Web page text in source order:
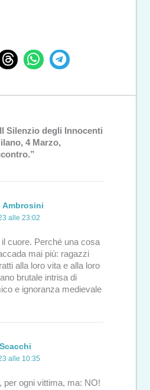
Silenzio degli Innocenti
4 Marzo,
Ambrosini
alle 23:02
cuore. Perché una cosa
mai più: ragazzi
alla loro vita e alla loro
brutale intrisa di
e ignoranza medievale
alle 10:35
per ogni vittima, ma: NO!